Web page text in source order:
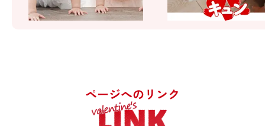
ページへのリンク